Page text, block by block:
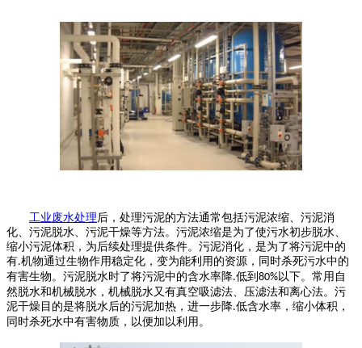
工业废水处理后，处理污泥的方法通常包括污泥浓缩、污泥消
化、污泥脱水、污泥干燥等方法。污泥浓缩是为了使污水初步脱水、
缩小污泥体积，为后续处理提供条件。污泥消化，是为了将污泥中的
有.机物通过生物作用稳定化，变为能利用的资源，同时杀死污水中的
有害生物。污泥脱水时了将污泥中的含水率降.低到 80%以下。常用自
然脱水和机械脱水，机械脱水又有真空吸滤法、压滤法和离心法。污
泥干燥目的是将脱水后的污泥加热，进一步降.低含水率，缩小体积，
同时杀死水中有害物质，以便加以利用。